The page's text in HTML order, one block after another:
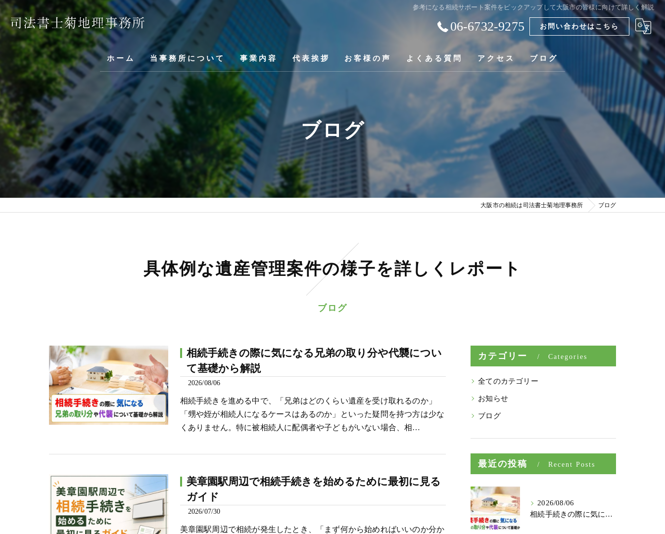
参考になる相続サポート案件をピックアップして大阪市の皆様に向けて詳しく解説
06-6732-9275 お問い合わせはこちら
ホーム 当事務所について 事業内容
相続関連業務
相続前の生前対策
高齢化・お一人様対策
不動産登記
その他の取扱業務
代表挨拶 お客様の声 よくある質問 アクセス ブログ
ブログ
大阪市の相続は司法書士菊地理事務所 ブログ
具体例な遺産管理案件の様子を詳しくレポート
ブログ
相続手続きの際に気になる兄弟の取り分や代襲につい
て基礎から解説
2026/08/06
相続手続きを進める中で、「兄弟はどのくらい遺産を受け取れるのか」
「甥や姪が相続人になるケースはあるのか」といった疑問を持つ方は少な
くありません。特に被相続人に配偶者や子どもがいない場合、相…
美章園駅周辺で相続手続きを始めるために最初に見る
ガイド
2026/07/30
美章園駅周辺で相続が発生したとき、「まず何から始めればいいのか分か
カテゴリー Categories
全てのカテゴリー
お知らせ
ブログ
最近の投稿 Recent Posts
2026/08/06
相続手続きの際に気になる兄弟の取り分や代襲について基礎から解説